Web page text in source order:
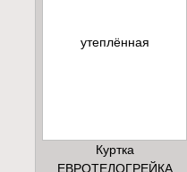
Куртка
ЕВРОТЕЛОГРЕЙКА